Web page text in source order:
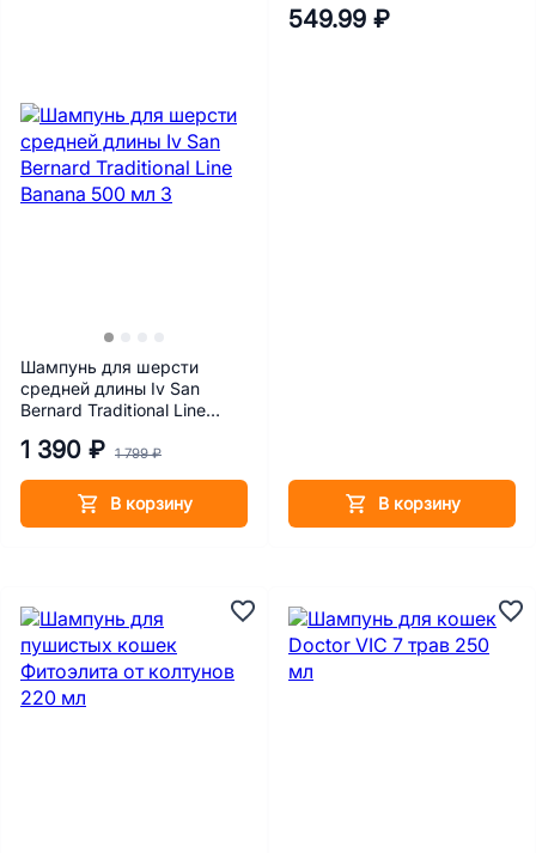
Шампунь для шерсти
средней длины Iv San
Bernard Traditional Line
1 390 ₽ 1 799 ₽
В корзину
549.99 ₽
В корзину